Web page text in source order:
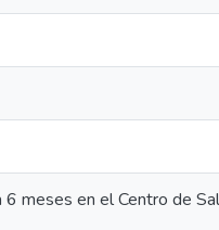
meses en el Centro de